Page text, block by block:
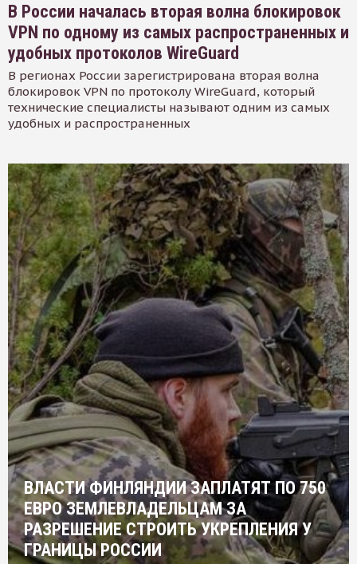
В России началась вторая волна блокировок
VPN по одному из самых распространенных и
удобных протоколов WireGuard
В регионах России зарегистрирована вторая волна
блокировок VPN по протоколу WireGuard, который
технические специалисты называют одним из самых
удобных и распространенных
ВЛАСТИ ФИНЛЯНДИИ ЗАПЛАТЯТ ПО 750
ЕВРО ЗЕМЛЕВЛАДЕЛЬЦАМ ЗА
РАЗРЕШЕНИЕ СТРОИТЬ УКРЕПЛЕНИЯ У
ГРАНИЦЫ РОССИИ